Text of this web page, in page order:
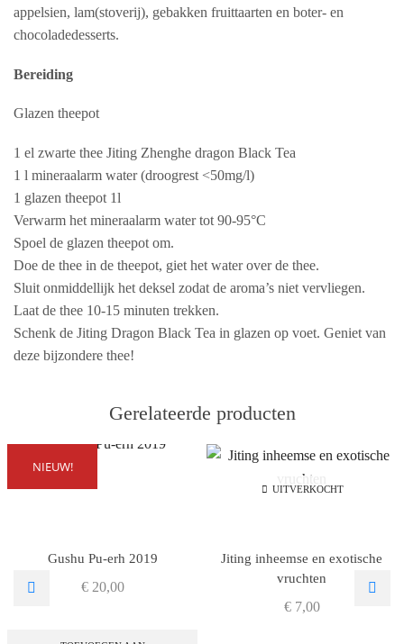
appelsien, lam(stoverij), gebakken fruittaarten en boter- en
chocoladedesserts.
Bereiding
Glazen theepot
1 el zwarte thee Jiting Zhenghe dragon Black Tea
1 l mineraalarm water (droogrest <50mg/l)
1 glazen theepot 1l
Verwarm het mineraalarm water tot 90-95°C
Spoel de glazen theepot om.
Doe de thee in de theepot, giet het water over de thee.
Sluit onmiddellijk het deksel zodat de aroma’s niet vervliegen.
Laat de thee 10-15 minuten trekken.
Schenk de Jiting Dragon Black Tea in glazen op voet. Geniet van
deze bijzondere thee!
Gerelateerde producten
NIEUW!
Gushu Pu-erh 2019
€20,00
UITVERKOCHT
Jiting inheemse en exotische
vruchten
€7,00